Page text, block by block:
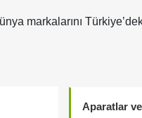
markalarını
Aparatlar